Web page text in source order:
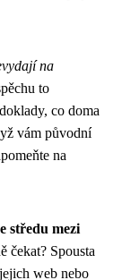
na
to
co doma
vám původní
na
středu mezi
čekat? Spousta
web nebo